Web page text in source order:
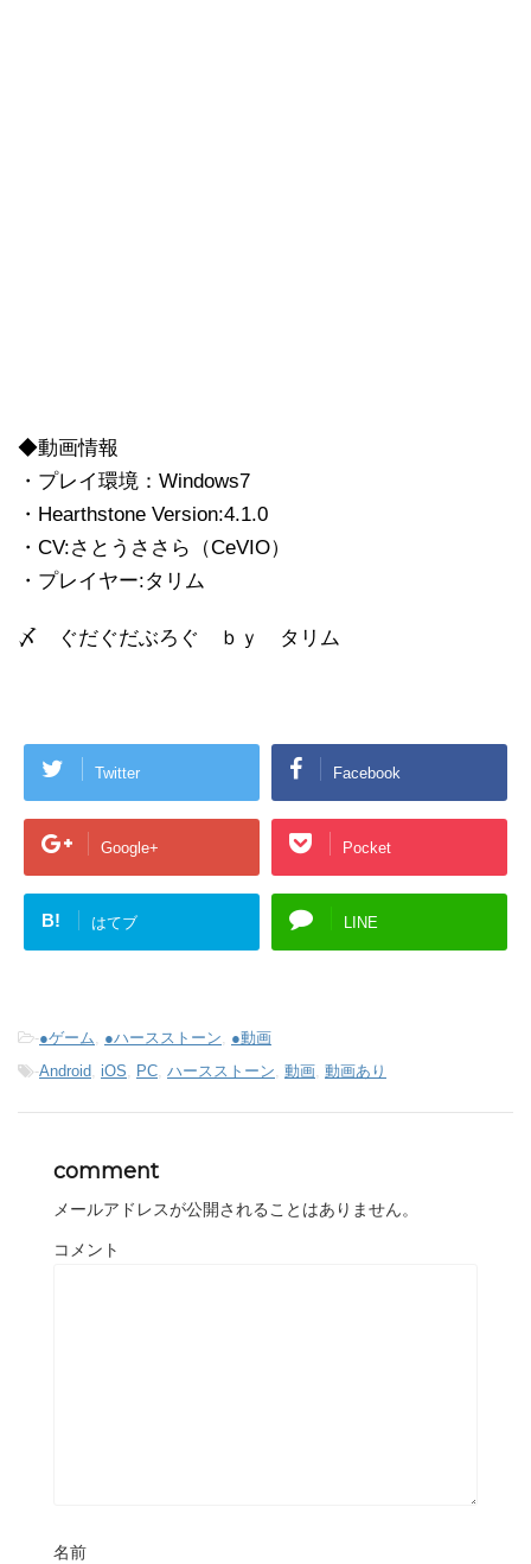
◆動画情報
・プレイ環境：Windows7
・Hearthstone Version:4.1.0
・CV:さとうささら（CeVIO）
・プレイヤー:タリム
〆 ぐだぐだぶろぐ ｂｙ タリム
Twitter Facebook
Google+ Pocket
B! はてブ LINE
-●ゲーム, ●ハースストーン, ●動画
-Android, iOS, PC, ハースストーン, 動画, 動画あり
comment
メールアドレスが公開されることはありません。
コメント
名前